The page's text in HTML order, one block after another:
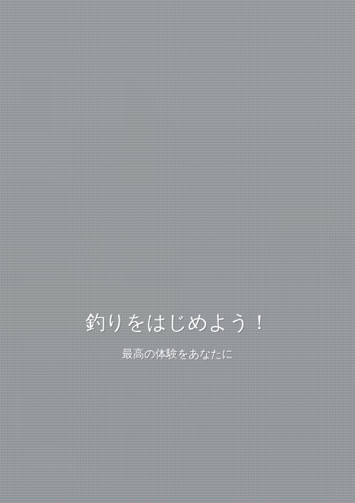
釣りをはじめよう！
最高の体験をあなたに